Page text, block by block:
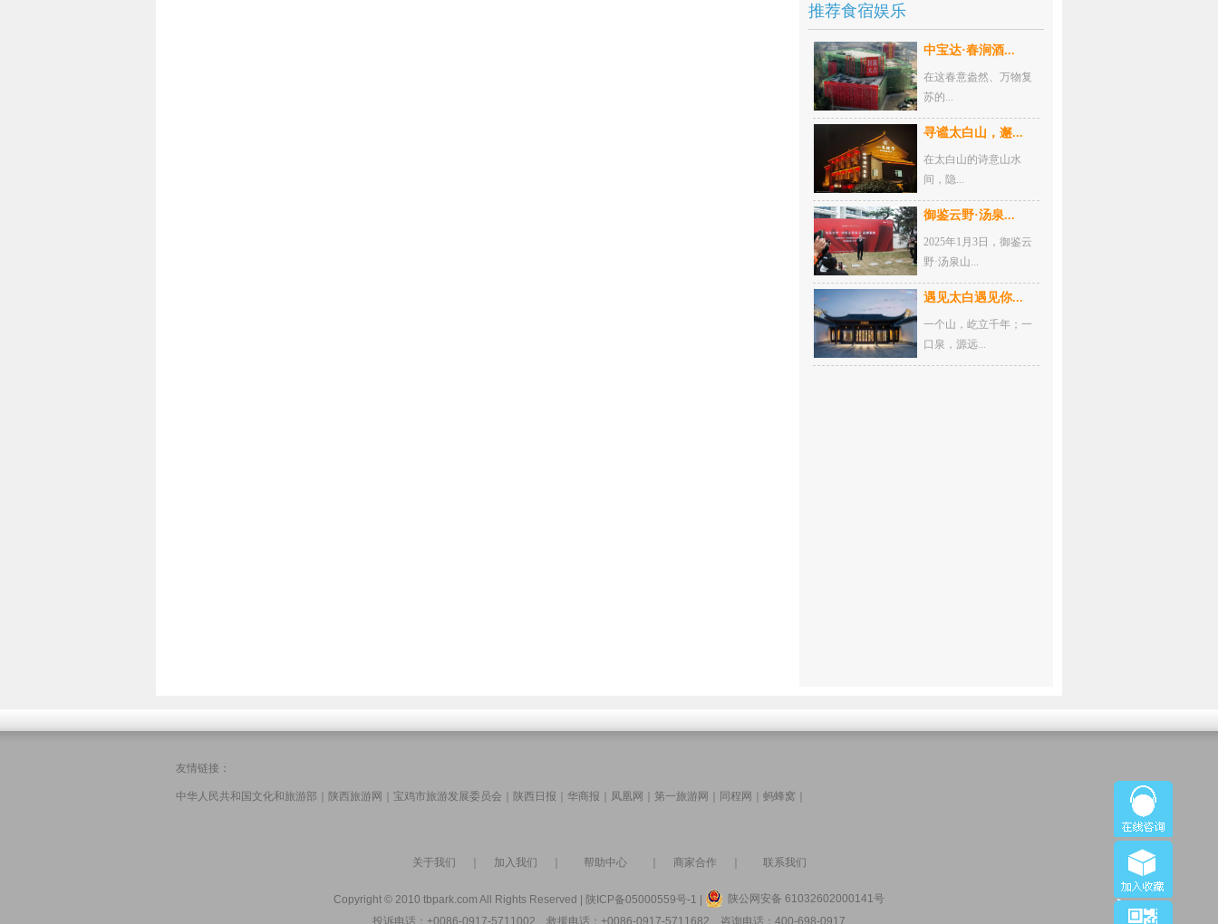
推荐食宿娱乐
中宝达·春涧酒...
在这春意盎然、万物复
苏的...
寻谧太白山，邂...
在太白山的诗意山水
间，隐...
御鉴云野·汤泉...
2025年1月3日，御鉴云
野·汤泉山...
遇见太白遇见你...
一个山，屹立千年；一
口泉，源远...
友情链接：
中华人民共和国文化和旅游部 陕西旅游网 宝鸡市旅游发展委员会 陕西日报 华商报 凤凰网 第一旅游网 同程网 蚂蜂窝
关于我们 加入我们 帮助中心｜ 商家合作 联系我们
Copyright © 2010 tbpark.com All Rights Reserved | 陕ICP备05000559号-1
陕公网安备 61032602000141号
投诉电话：+0086-0917-5711002 救援电话：+0086-0917-5711682 咨询电话：400-698-0917